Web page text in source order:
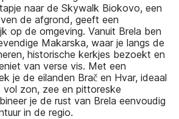
naar de Skywalk Biokovo, een
de afgrond, geeft een
op de omgeving. Vanuit Brela ben
Makarska, waar je langs de
historische kerkjes bezoekt en
van verse vis. Met een
je de eilanden Brač en Hvar, ideaal
zon, zee en pittoreske
je de rust van Brela eenvoudig
in de regio.